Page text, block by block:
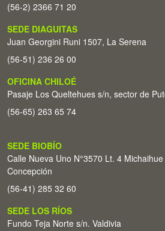
(56-2) 2366 71 20
SEDE DIAGUITAS
Juan Georgini Runi 1507, La Serena
(56-51) 236 26 00
OFICINA CHILOÉ
Pasaje Los Queltehues s/n, sector de
(56-65) 263 65 74
SEDE BIOBÍO
Calle Nueva Uno N°3570 Lt. 4
Concepción
(56-41) 285 32 60
SEDE LOS RÍOS
Fundo Teja Norte s/n. Valdivia